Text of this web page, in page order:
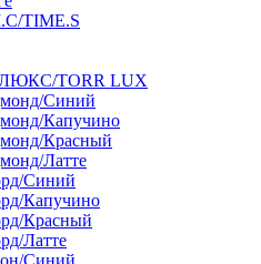
TIME.S
ЛЮКС/TORR LUX
Синий
Капучино
Красный
Латте
Синий
Капучино
Красный
Латте
Синий